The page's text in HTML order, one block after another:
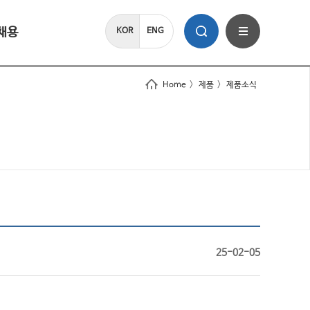
KOR ENG
용
Home > 제품 > 제품소식
25-02-05